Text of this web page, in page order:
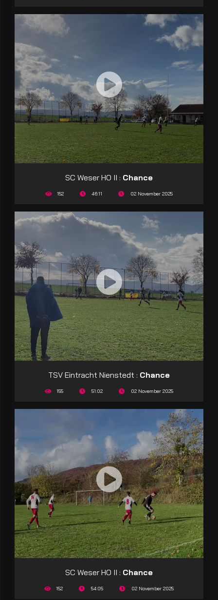
SC Weser HO II : Chance
152 46:11 02 November 2025
TSV Eintracht Nienstedt : Chance
155 51:02 02 November 2025
SC Weser HO II : Chance
152 54:05 02 November 2025